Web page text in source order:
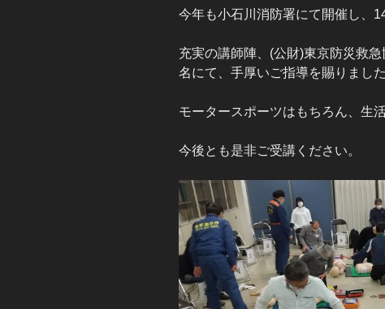
今年も小石川消防署にて開催し、
充実の講師陣、(公財)東京防災救
名にて、手厚いご指導を賜りました
モータースポーツはもちろん、生
今後とも是非ご受講ください。